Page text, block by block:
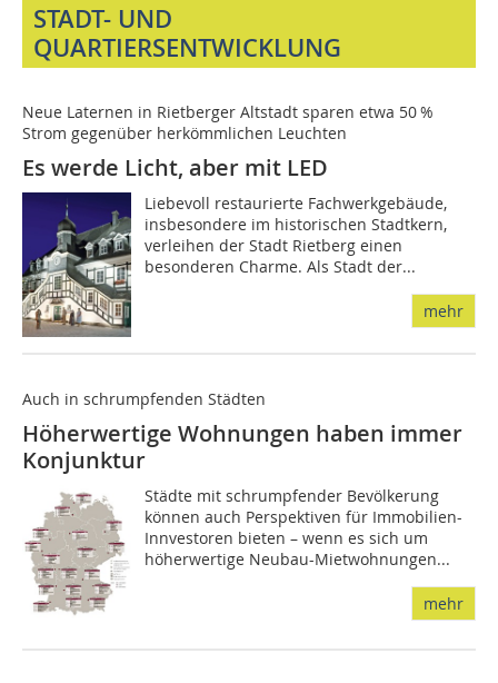
STADT- UND
QUARTIERSENTWICKLUNG
Neue Laternen in Rietberger Altstadt sparen etwa 50 %
Strom gegenüber herkömmlichen Leuchten
Es werde Licht, aber mit LED
Liebevoll restaurierte Fachwerkgebäude,
insbesondere im historischen Stadtkern,
verleihen der Stadt Rietberg einen
besonderen Charme. Als Stadt der...
mehr
Auch in schrumpfenden Städten
Höherwertige Wohnungen haben immer
Konjunktur
Städte mit schrumpfender Bevölkerung
können auch Perspektiven für Immobilien-
Innvestoren bieten – wenn es sich um
höherwertige Neubau-Mietwohnungen...
mehr